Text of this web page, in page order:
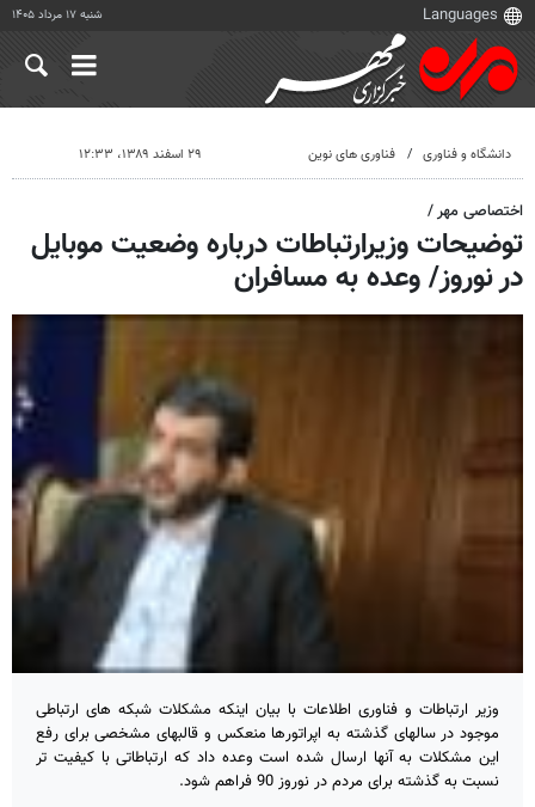
شنبه ۱۷ مرداد ۱۴۰۵
دانشگاه و فناوری فناوری های نوین ۲۹ اسفند ۱۳۸۹، ۱۲:۳۳
اختصاصی مهر /
توضیحات وزیرارتباطات درباره وضعیت موبایل
در نوروز/ وعده به مسافران
وزیر ارتباطات و فناوری اطلاعات با بیان اینکه مشکلات شبکه های ارتباطی
موجود در سالهای گذشته به اپراتورها منعکس و قالبهای مشخصی برای رفع
این مشکلات به آنها ارسال شده است وعده داد که ارتباطاتی با کیفیت تر
نسبت به گذشته برای مردم در نوروز 90 فراهم شود.